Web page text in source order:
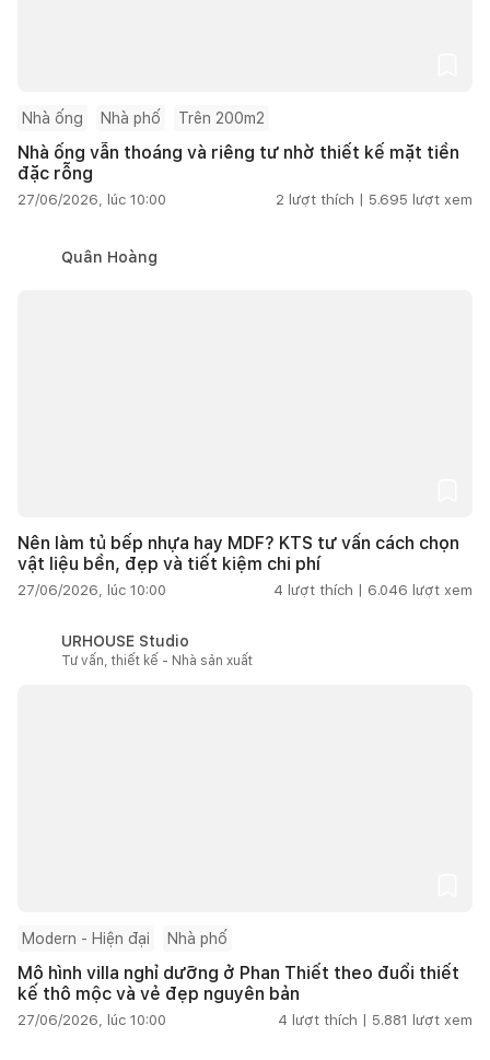
Nhà ống Nhà phố Trên 200m2
Nhà ống vẫn thoáng và riêng tư nhờ thiết kế mặt tiền
đặc rỗng
27/06/2026, lúc 10:00 2 lượt thích | 5.695 lượt xem
Quân Hoàng
Nên làm tủ bếp nhựa hay MDF? KTS tư vấn cách chọn
vật liệu bền, đẹp và tiết kiệm chi phí
27/06/2026, lúc 10:00 4 lượt thích | 6.046 lượt xem
URHOUSE Studio
Tư vấn, thiết kế - Nhà sản xuất
Modern - Hiện đại Nhà phố
Mô hình villa nghỉ dưỡng ở Phan Thiết theo đuổi thiết
kế thô mộc và vẻ đẹp nguyên bản
27/06/2026, lúc 10:00 4 lượt thích | 5.881 lượt xem